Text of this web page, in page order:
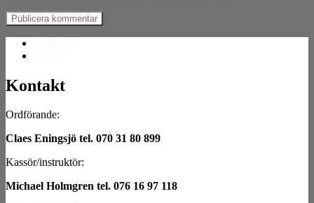
Kontakt
Ordförande:
Claes Eningsjö tel. 070 31 80 899
Kassör/instruktör:
Michael Holmgren tel. 076 16 97 118